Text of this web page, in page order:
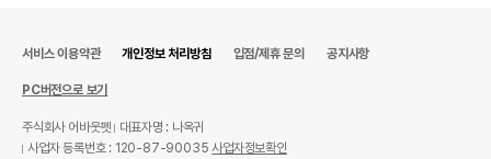
서비스 이용약관 개인정보 처리방침 입점/제휴 문의 공지사항
PC버전으로 보기
주식회사 어바웃펫
대표자명 : 나옥귀
사업자 등록번호 : 120-87-90035사업자정보확인